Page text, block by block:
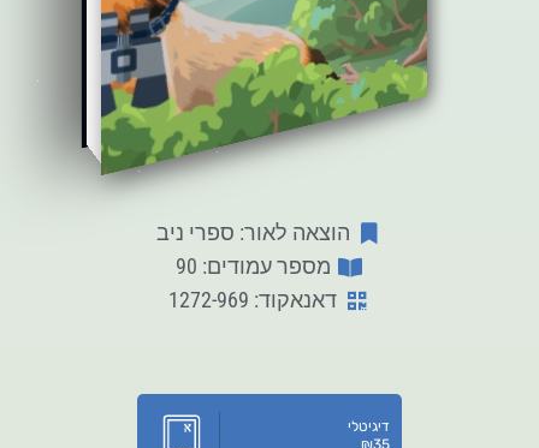
הוצאה לאור: ספרי ניב
מספר עמודים: 90
דאנאקוד: 1272-969
דיגיטלי
₪35